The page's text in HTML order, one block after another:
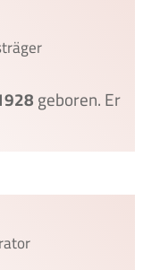
geboren. Er